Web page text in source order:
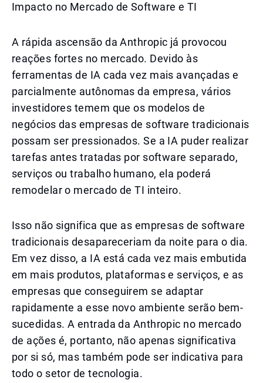
Impacto no Mercado de Software e TI
A rápida ascensão da Anthropic já provocou
reações fortes no mercado. Devido às
ferramentas de IA cada vez mais avançadas e
parcialmente autônomas da empresa, vários
investidores temem que os modelos de
negócios das empresas de software tradicionais
possam ser pressionados. Se a IA puder realizar
tarefas antes tratadas por software separado,
serviços ou trabalho humano, ela poderá
remodelar o mercado de TI inteiro.
Isso não significa que as empresas de software
tradicionais desapareceriam da noite para o dia.
Em vez disso, a IA está cada vez mais embutida
em mais produtos, plataformas e serviços, e as
empresas que conseguirem se adaptar
rapidamente a esse novo ambiente serão bem-
sucedidas. A entrada da Anthropic no mercado
de ações é, portanto, não apenas significativa
por si só, mas também pode ser indicativa para
todo o setor de tecnologia.